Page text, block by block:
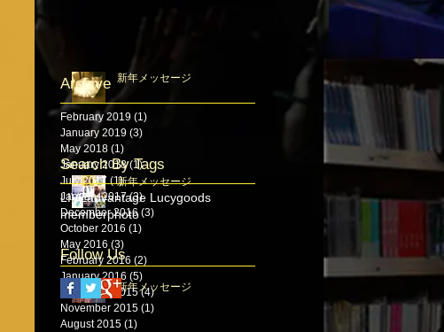
新年メッセージ
新年メッセージ
新年メッセージ
Archive
February 2019 (1)
January 2019 (3)
May 2018 (1)
January 2018 (1)1 post
July 2017 (1)1 post
January 2017 (3)3 posts
December 2016 (3)
October 2016 (1)
May 2016 (3)
February 2016 (2)
January 2016 (5)
December 2015 (4)4 posts
November 2015 (1)
August 2015 (1)
Search By Tags
LIVEadvantage Lucygoods
memberphoto
Follow Us